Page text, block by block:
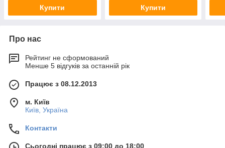
Купити Купити
Про нас
Рейтинг не сформований
Менше 5 відгуків за останній рік
Працює з 08.12.2013
м. Київ
Київ, Україна
Контакти
Сьогодні працює з 09:00 до 18:00